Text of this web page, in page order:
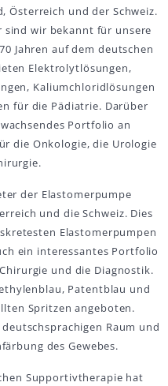
Österreich und der Schweiz.
sind wir bekannt für unsere
Jahren auf dem deutschen
Elektrolytlösungen,
Kaliumchloridlösungen
für die Pädiatrie. Darüber
Portfolio an
die Onkologie, die Urologie
der Elastomerpumpe
und die Schweiz. Dies
Elastomerpumpen
ein interessantes Portfolio
und die Diagnostik.
Patentblau und
Spritzen angeboten.
Raum und
des Gewebes.
Supportivtherapie hat